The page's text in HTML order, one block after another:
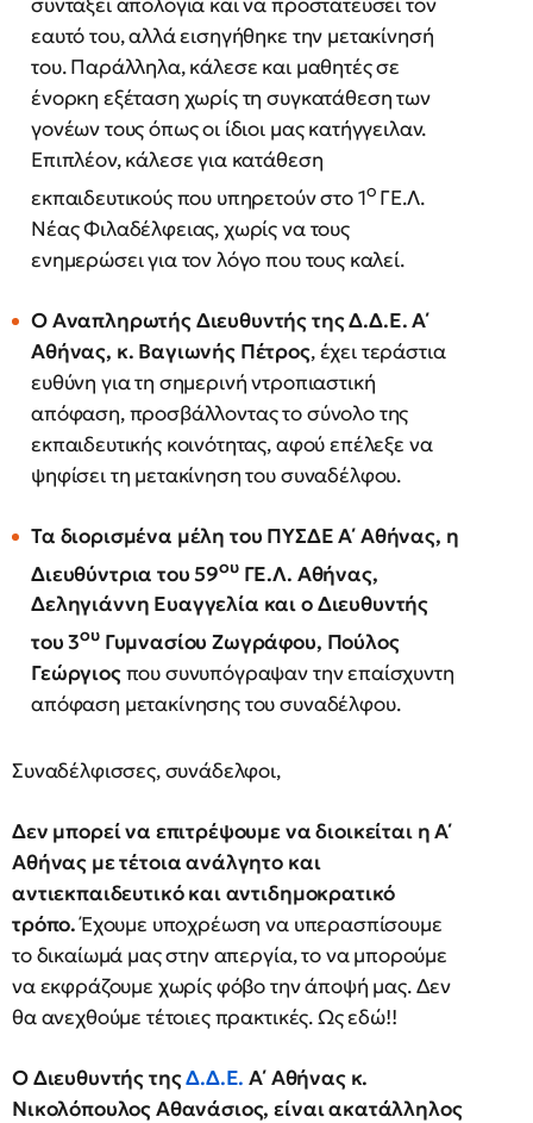
εαυτό του, αλλά εισηγήθηκε την μετακίνησή
του. Παράλληλα, κάλεσε και μαθητές σε
ένορκη εξέταση χωρίς τη συγκατάθεση των
γονέων τους όπως οι ίδιοι μας κατήγγειλαν.
Επιπλέον, κάλεσε για κατάθεση
εκπαιδευτικούς που υπηρετούν στο 1οΓΕ.Λ.
Νέας Φιλαδέλφειας, χωρίς να τους
ενημερώσει για τον λόγο που τους καλεί.
Ο Αναπληρωτής Διευθυντής της Δ.Δ.Ε. Α΄
Αθήνας, κ. Βαγιωνής Πέτρος, έχει τεράστια
ευθύνη για τη σημερινή ντροπιαστική
απόφαση, προσβάλλοντας το σύνολο της
εκπαιδευτικής κοινότητας, αφού επέλεξε να
ψηφίσει τη μετακίνηση του συναδέλφου.
Τα διορισμένα μέλη του ΠΥΣΔΕ Α΄ Αθήνας, η
Διευθύντρια του 59ουΓΕ.Λ. Αθήνας,
Δεληγιάννη Ευαγγελία και ο Διευθυντής
του 3ουΓυμνασίου Ζωγράφου, Πούλος
Γεώργιοςπου συνυπόγραψαν την επαίσχυντη
απόφαση μετακίνησης του συναδέλφου.
Συναδέλφισσες, συνάδελφοι,
Δεν μπορεί να επιτρέψουμε να διοικείται η Α΄
Αθήνας με τέτοια ανάλγητο και
αντιεκπαιδευτικό και αντιδημοκρατικό
τρόπο.Έχουμε υποχρέωση να υπερασπίσουμε
το δικαίωμά μας στην απεργία, το να μπορούμε
να εκφράζουμε χωρίς φόβο την άποψή μας. Δεν
θα ανεχθούμε τέτοιες πρακτικές. Ως εδώ!!
Ο Διευθυντής τηςΔ.Δ.Ε. Α΄ Αθήνας κ.
Νικολόπουλος Αθανάσιος, είναι ακατάλληλος